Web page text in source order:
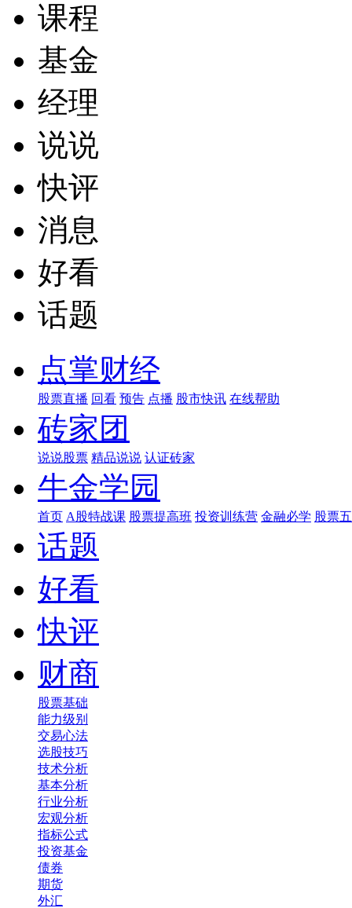
课程
基金
经理
说说
快评
消息
好看
话题
点掌财经
股票直播 回看 预告 点播 股市快讯 在线帮助
砖家团
说说股票 精品说说 认证砖家
牛金学园
首页 A股特战课 股票提高班 投资训练营 金融必学 股票
话题
好看
快评
财商
股票基础
能力级别
交易心法
选股技巧
技术分析
基本分析
行业分析
宏观分析
指标公式
投资基金
债券
期货
外汇